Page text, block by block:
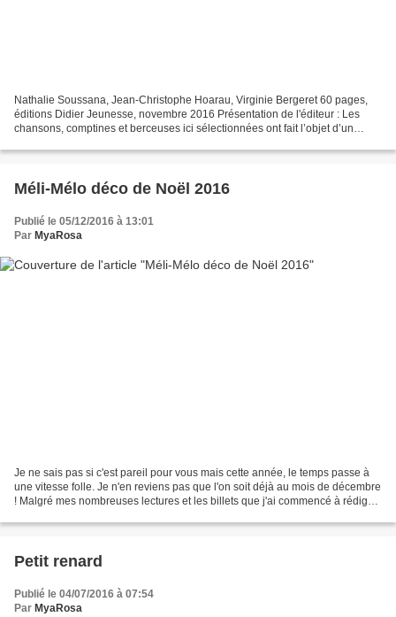
Nathalie Soussana, Jean-Christophe Hoarau, Virginie Bergeret 60 pages,
éditions Didier Jeunesse, novembre 2016 Présentation de l'éditeur : Les
chansons, comptines et berceuses ici sélectionnées ont fait l’objet d’un
Méli-Mélo déco de Noël 2016
Publié le 05/12/2016 à 13:01
Par MyaRosa
Je ne sais pas si c'est pareil pour vous mais cette année, le temps passe à
une vitesse folle. Je n'en reviens pas que l'on soit déjà au mois de décembre
! Malgré mes nombreuses lectures et les billets que j'ai commencé à rédiger,
Petit renard
Publié le 04/07/2016 à 07:54
Par MyaRosa